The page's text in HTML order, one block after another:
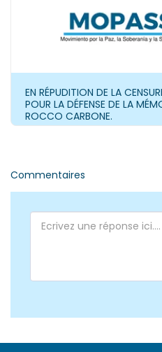
EN RÉPUDITION DE LA
POUR LA DÉFENSE DE LA
ROCCO CARBONE.
Commentaires